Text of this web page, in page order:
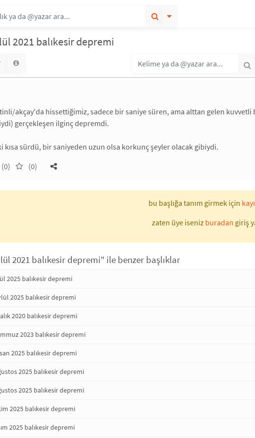
2021 balıkesir depremi
akçay'da hissettiğimiz, sadece bir saniye süren, ama alttan gelen
gerçekleşen ilginç depremdi.
kısa sürdü, bir saniyeden uzun olsa korkunç şeyler olacak gibiydi.
(0)
(0)
bu başlığa tanım girmek için
zaten üye iseniz buradan giriş
2021 balıkesir depremi" ile benzer başlıklar
2025 balıkesir depremi
2025 balıkesir depremi
2020 balıkesir depremi
2023 balıkesir depremi
2025 balıkesir depremi
2025 balıkesir depremi
2025 balıkesir depremi
2025 balıkesir depremi
2025 balıkesir depremi